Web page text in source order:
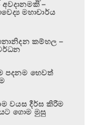
අවදානමකි –
මහාචාර්ය
කම්හල –
පදනම හෙවත්
වයස දීර්ඝ කිරීම
ගොම මුසු